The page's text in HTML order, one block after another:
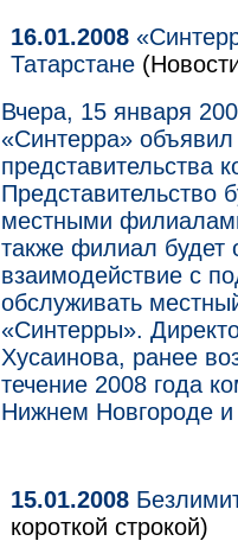
16.01.2008
Татарстане
Вчера, 15 января
«Синтерра»
представительства
Представительство
местными
также филиал будет
взаимодействие с
обслуживать
«Синтерры».
Хусаинова, ранее
течение 2008 года
Нижнем Новгороде
15.01.2008
короткой строкой)